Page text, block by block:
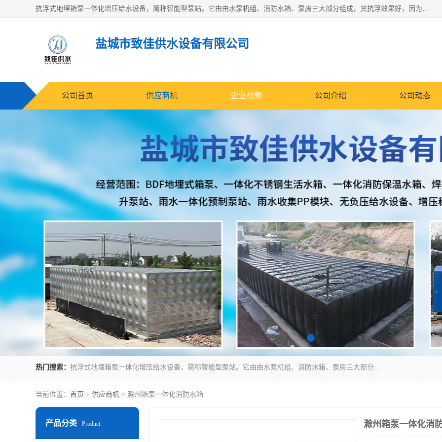
抗浮式地埋箱泵一体化增压给水设备，简称智能型泵站。它由由水泵机组、消防水箱、泵房三大部分组成，其抗浮效果好，因为设计时通过将底板与箱体联在一起，箱体重量抵消了地下水浮力。系统维护好，内部拉筋、泵站、管道，喷淋等各部运行正堂，无一损坏；结构更牢固。
盐城市致佳供水设备有限公司
公司首页 供应商机 企业视频 公司介绍 公司动态
热门搜索： 抗浮式地埋箱泵一体化增压给水设备，简称智能型泵站。它由由水泵机组、消防水箱、泵房三大部分组成，其抗浮效果好，因为设计时通过将底板与箱体联在一起，箱体重量抵消了地下水浮力。系统维护好，内部拉筋、泵站、管道，喷淋等各部运行正堂，无一损坏；结构更牢固。
当前位置： 首页 > 供应商机 > 滁州箱泵一体化消防水箱
产品分类 Product 滁州箱泵一体化消